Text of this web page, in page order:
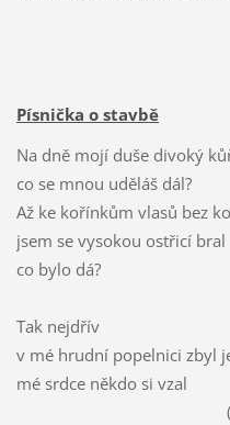
Písnička o stavbě
Na dně mojí duše divoký
co se mnou uděláš dál?
Až ke kořínkům vlasů bez
jsem se vysokou ostřicí bral
co bylo dá?
Tak nejdřív
v mé hrudní popelnici zbyl
mé srdce někdo si vzal
(co s ním